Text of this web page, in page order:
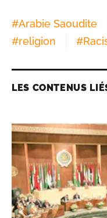
#Arabie Saoudite
#religion #
LES CONTENUS